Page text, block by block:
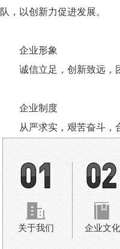
队，以创新力促进发展。
企业形象
诚信立足，创新致远，
企业制度
从严求实，艰苦奋斗，
关于我们 企业文化